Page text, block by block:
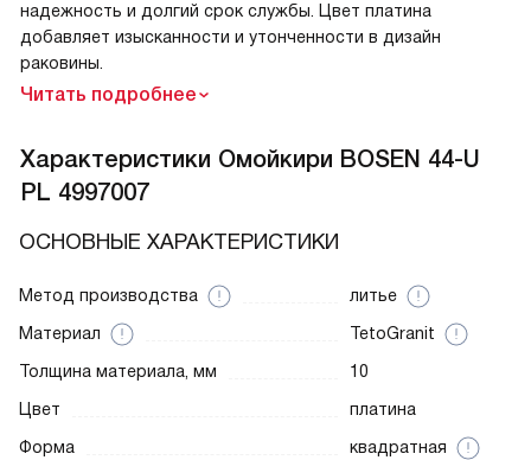
надежность и долгий срок службы. Цвет платина
добавляет изысканности и утонченности в дизайн
раковины.
Читать подробнее
Характеристики Омойкири BOSEN 44-U
PL 4997007
ОСНОВНЫЕ ХАРАКТЕРИСТИКИ
Метод производства
литье
Материал
TetoGranit
Толщина материала, мм
10
Цвет
платина
Форма
квадратная